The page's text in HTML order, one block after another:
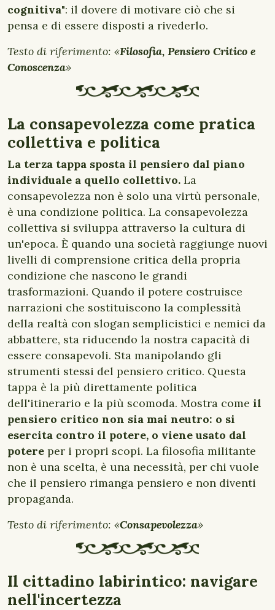
cognitiva": il dovere di motivare ciò che si
pensa e di essere disposti a rivederlo.
Testo di riferimento: «Filosofia, Pensiero Critico e
Conoscenza»
La consapevolezza come pratica
collettiva e politica
La terza tappa sposta il pensiero dal piano
individuale a quello collettivo. La
consapevolezza non è solo una virtù personale,
è una condizione politica. La consapevolezza
collettiva si sviluppa attraverso la cultura di
un'epoca. È quando una società raggiunge nuovi
livelli di comprensione critica della propria
condizione che nascono le grandi
trasformazioni. Quando il potere costruisce
narrazioni che sostituiscono la complessità
della realtà con slogan semplicistici e nemici da
abbattere, sta riducendo la nostra capacità di
essere consapevoli. Sta manipolando gli
strumenti stessi del pensiero critico. Questa
tappa è la più direttamente politica
dell'itinerario e la più scomoda. Mostra come il
pensiero critico non sia mai neutro: o si
esercita contro il potere, o viene usato dal
potere per i propri scopi. La filosofia militante
non è una scelta, è una necessità, per chi vuole
che il pensiero rimanga pensiero e non diventi
propaganda.
Testo di riferimento: «Consapevolezza»
Il cittadino labirintico: navigare
nell'incertezza